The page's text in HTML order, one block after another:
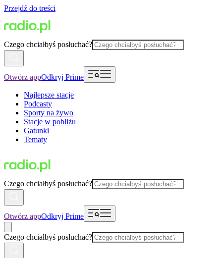
Przejdź do treści
Czego chciałbyś posłuchać?
Otwórz appOdkryj Prime
Najlepsze stacje
Podcasty
Sporty na żywo
Stacje w pobliżu
Gatunki
Tematy
Czego chciałbyś posłuchać?
Otwórz appOdkryj Prime
Czego chciałbyś posłuchać?